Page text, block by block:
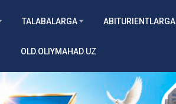
TALABALARGA ABITURIENTLARGA
OLD.OLIYMAHAD.UZ